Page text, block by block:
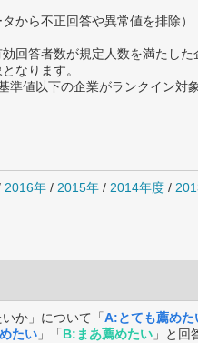
から不正回答や異常値を排除）
答者数が規定人数を満たし
なります。
値以下の企業がランクイン対象
2016年 / 2015年 / 2014年度 /
か」について「A:とても薦めた
たい 」「B:まあ薦めたい 」と回